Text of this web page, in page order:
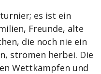
es ist ein
Freunde, alte
die noch nie ein
strömen herbei. Die
Wettkämpfen und